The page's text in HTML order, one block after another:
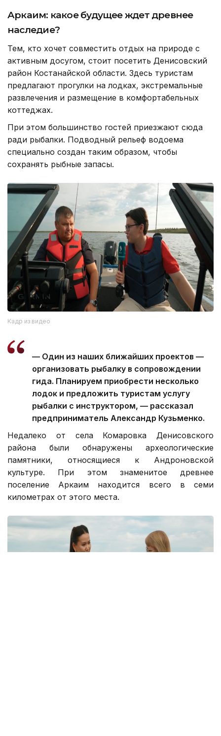
Аркаим: какое будущее ждет древнее
наследие?
Тем, кто хочет совместить отдых на природе с
активным досугом, стоит посетить Денисовский
район Костанайской области. Здесь туристам
предлагают прогулки на лодках, экстремальные
развлечения и размещение в комфортабельных
коттеджах.
При этом большинство гостей приезжают сюда
ради рыбалки. Подводный рельеф водоема
специально создан таким образом, чтобы
сохранять рыбные запасы.
Кадр из видео
— Один из наших ближайших проектов —
организовать рыбалку в сопровождении
гида. Планируем приобрести несколько
лодок и предложить туристам услугу
рыбалки с инструктором, — рассказал
предприниматель Александр Кузьменко.
Недалеко от села Комаровка Денисовского
района были обнаружены археологические
памятники, относящиеся к Андроновской
культуре. При этом знаменитое древнее
поселение Аркаим находится всего в семи
километрах от этого места.